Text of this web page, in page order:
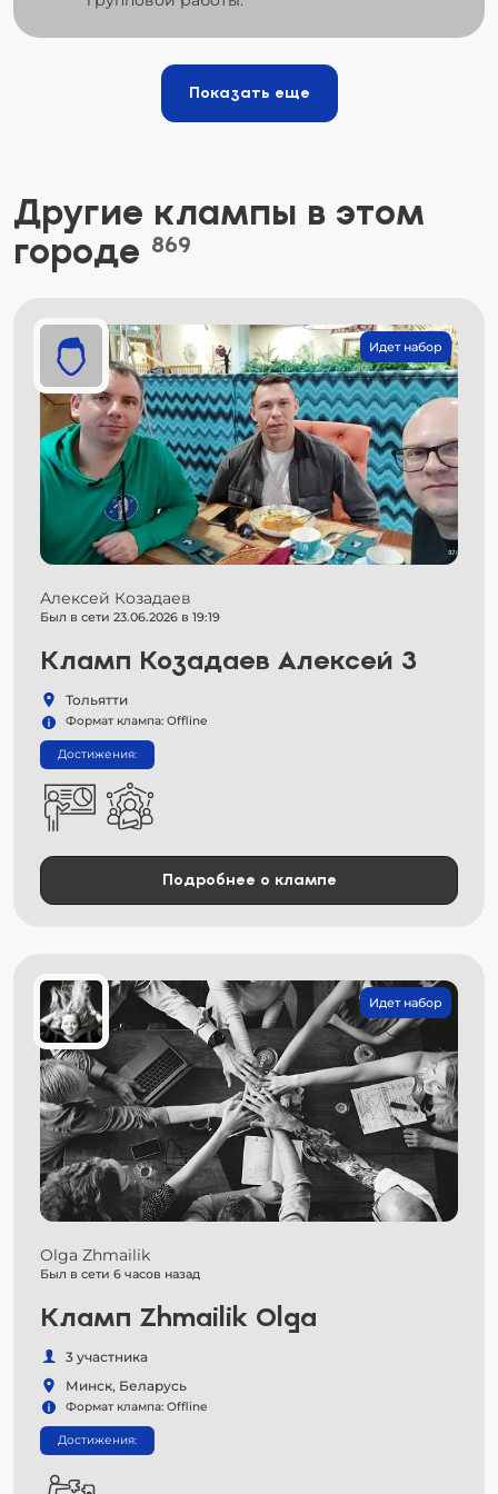
Показать еще
Другие клампы в этом
городе 869
Идет набор
Алексей Козадаев
Был в сети 23.06.2026 в 19:19
Кламп Козадаев Алексей 3
Тольятти
Формат клампа: Offline
Достижения:
Подробнее о клампе
Идет набор
Olga Zhmailik
Был в сети 6 часов назад
Кламп Zhmailik Olga
3 участника
Минск, Беларусь
Формат клампа: Offline
Достижения: